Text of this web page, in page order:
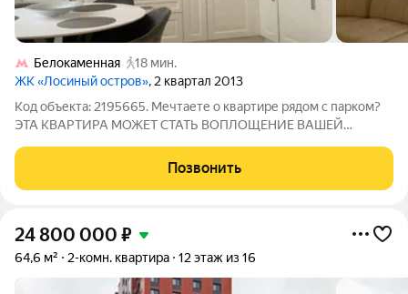
Белокаменная
18 мин.
ЖК «Лосиный остров», 2 квартал 2013
Код объекта: 2195665. Мечтаете о квартире рядом с парком?
ЭТА КВАРТИРА МОЖЕТ СТАТЬ ВОПЛОЩЕНИЕ ВАШЕЙ
находится в пешей доступности с парком Лосиный остров.
Общая площадь 72 кв. м. Удобная планировка-
Позвонить
24 800 000 ₽
64,6 м² 2-комн. квартира 12 этаж из 16